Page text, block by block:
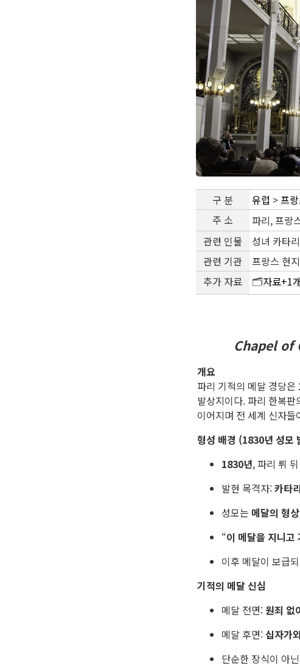
구 분 유럽 >프
주 소
파리, 프랑
관련 인물
성녀 카타
관련 기관
프랑스 현
추가 자료
🗂️자료+1개
Chapel of
개요
파리 기적의 메달 경당은
발상지이다. 파리 한복
이어지며 전 세계 신자들
형성 배경 (1830년 성모
1830년, 파리 뤼
발현 목격자:카타
성모는 메달의 형상
“이 메달을 지니고
이후 메달이 보급
기적의 메달 신심
메달 전면: 원죄 없
메달 후면:십자가
단순한 장식이 아닌